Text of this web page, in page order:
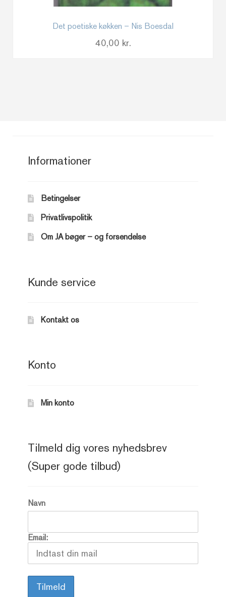
Det poetiske køkken – Nis Boesdal
40,00 kr.
Informationer
Betingelser
Privatlivspolitik
Om JA bøger – og forsendelse
Kunde service
Kontakt os
Konto
Min konto
Tilmeld dig vores nyhedsbrev
(Super gode tilbud)
Navn
Email: